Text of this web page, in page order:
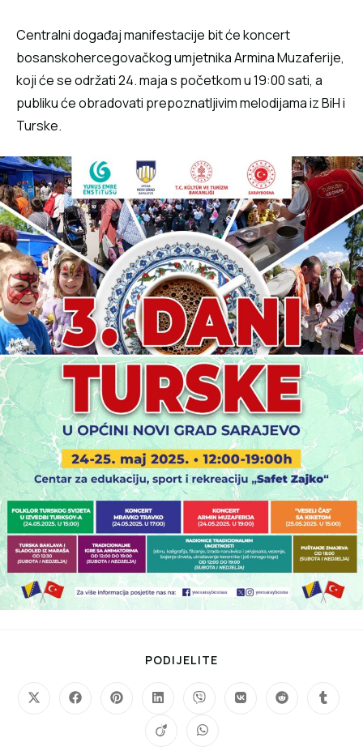
Centralni događaj manifestacije bit će koncert
bosanskohercegovačkog umjetnika Armina Muzaferije,
koji će se održati 24. maja s početkom u 19:00 sati, a
publiku će obradovati prepoznatljivim melodijama iz BiH i
Turske.
PODIJELITE